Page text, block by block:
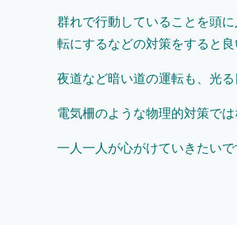
群れで行動していることを頭
転にするなどの対策をすると良
夜道など暗い道の運転も、光
電気柵のような物理的対策で
一人一人が心がけていきたいで